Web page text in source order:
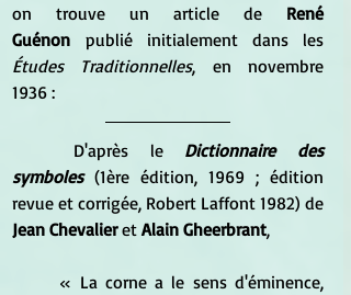
on trouve un article de René
Guénon
Études Traditionnelles, en novembre
1936 :
	D'après le
Dictionnaire des
symboles (1ère édition, 1969 ; édition
revue et corrigée, Robert Laffont 1982) de
Jean Chevalier et Alain Gheerbrant,